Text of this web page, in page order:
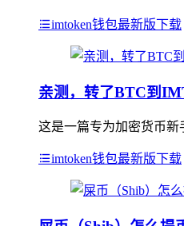
imtoken钱包最新版下载
亲测，转了BTC到
这是一篇专为加密货币新
imtoken钱包最新版下载